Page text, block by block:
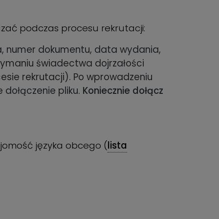
podczas procesu rekrutacji:
numer dokumentu, data wydania,
świadectwa dojrzałości
rekrutacji). Po wprowadzeniu
pliku. Koniecznie dołącz
języka obcego (lista